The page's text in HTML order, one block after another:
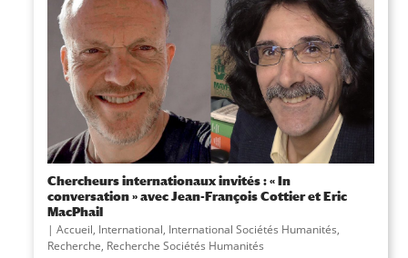
Chercheurs internationaux invités : « In
conversation » avec Jean-François Cottier et Eric
MacPhail
| Accueil, International, International Sociétés Humanités,
Recherche, Recherche Sociétés Humanités